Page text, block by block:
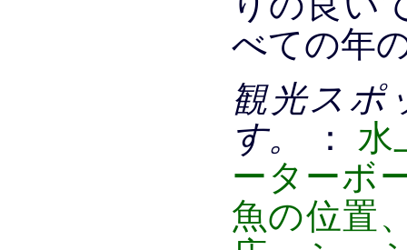
べての年
観光スポ
す。
： 水
ーターボ
魚の位置